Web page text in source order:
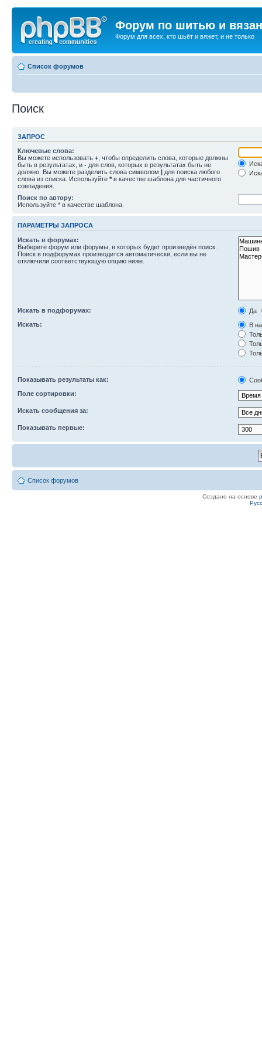
Форум по шитью и
Форум для всех, кто шьёт и вяжет, и не только
Список форумов
Поиск
ЗАПРОС
Ключевые слова:
Вы можете использовать + , чтобы определить слова, которые должны
быть в результатах, и - для слов, которых в результатах быть не
должно. Вы можете разделить слова символом | для поиска любого
слова из списка. Используйте * в качестве шаблона для частичного
совпадения.
Поиск по автору:
Используйте * в качестве шаблона.
ПАРАМЕТРЫ ЗАПРОСА
Искать в форумах:
Выберите форум или форумы, в которых будет произведён поиск.
Поиск в подфорумах производится автоматически, если вы не
отключили соответствующую опцию ниже.
Искать в подфорумах:
Да
Искать:
В
Показывать результаты как:
Поле сортировки:
Искать сообщения за:
Показывать первые:
Список форумов
Создано на основе